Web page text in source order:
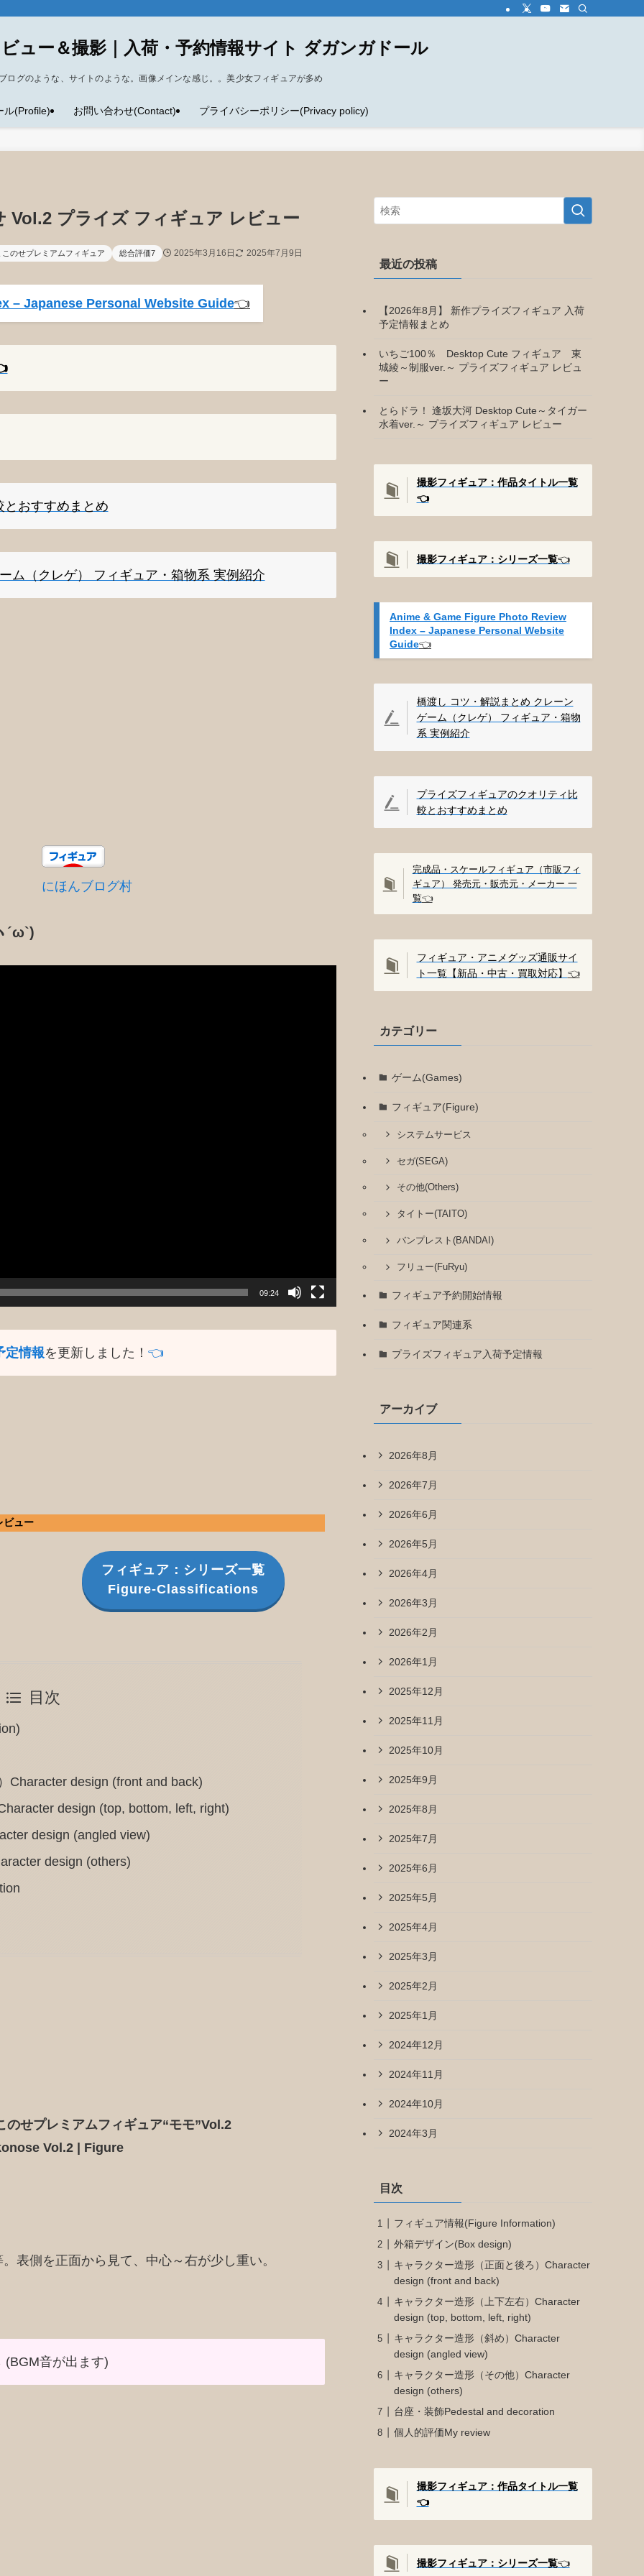
ュー＆撮影｜入荷・予約情報サイト ダガンガドール
ブログのような、サイトのような。画像メインな感じ。。美少女フィギュアが多め
ル(Profile) お問い合わせ(Contact) プライバシーポリシー(Privacy policy)
Vol.2 プライズ フィギュア レビュー
このせプレミアムフィギュア 総合評価7 2025年3月16日 2025年7月9日
– Japanese Personal Website Guide👈️
とおすすめまとめ
ム（クレゲ） フィギュア・箱物系 実例紹介
にほんブログ村
´ω`)
09:24
定情報を更新しました！ 👈️
ビュー
フィギュア：シリーズ一覧
Figure-Classifications
目次
Character design (front and back)
design (top, bottom, left, right)
design (angled view)
design (others)
せプレミアムフィギュア“モモ”Vol.2
Vol.2 | Figure
表側を正面から見て、中心～右が少し重い。
(BGM音が出ます)
最近の投稿
【2026年8月】 新作プライズフィギュア 入荷
予定情報まとめ
いちご100％ Desktop Cute フィギュア 東
城綾～制服ver.～ プライズフィギュア レビュ
ー
とらドラ！ 逢坂大河 Desktop Cute～タイガー
水着ver.～ プライズフィギュア レビュー
撮影フィギュア：作品タイトル一覧
👈️
撮影フィギュア：シリーズ一覧👈️
Anime & Game Figure Photo Review
Index – Japanese Personal Website
Guide👈️
橋渡し コツ・解説まとめ クレーン
ゲーム（クレゲ） フィギュア・箱物
系 実例紹介
プライズフィギュアのクオリティ比
較とおすすめまとめ
完成品・スケールフィギュア（市販フィ
ギュア） 発売元・販売元・メーカー 一
覧👈️
フィギュア・アニメグッズ通販サイ
ト一覧【新品・中古・買取対応】 👈️
カテゴリー
ゲーム(Games)
フィギュア(Figure)
システムサービス
セガ(SEGA)
その他(Others)
タイトー(TAITO)
バンプレスト(BANDAI)
フリュー(FuRyu)
フィギュア予約開始情報
フィギュア関連系
プライズフィギュア入荷予定情報
アーカイブ
2026年8月
2026年7月
2026年6月
2026年5月
2026年4月
2026年3月
2026年2月
2026年1月
2025年12月
2025年11月
2025年10月
2025年9月
2025年8月
2025年7月
2025年6月
2025年5月
2025年4月
2025年3月
2025年2月
2025年1月
2024年12月
2024年11月
2024年10月
2024年3月
目次
フィギュア情報(Figure Information)
外箱デザイン(Box design)
キャラクター造形（正面と後ろ）Character
design (front and back)
キャラクター造形（上下左右）Character
design (top, bottom, left, right)
キャラクター造形（斜め）Character
design (angled view)
キャラクター造形（その他）Character
design (others)
台座・装飾Pedestal and decoration
個人的評価My review
撮影フィギュア：作品タイトル一覧
👈️
撮影フィギュア：シリーズ一覧👈️